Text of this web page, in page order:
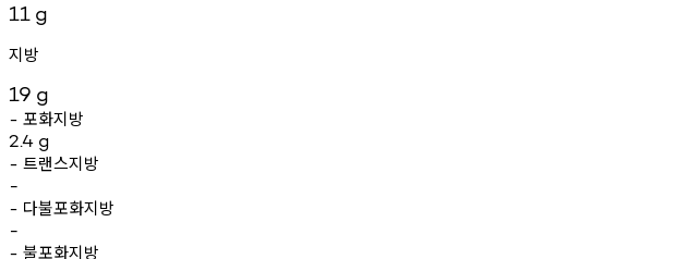
11 g
지방
19 g
- 포화지방
2.4 g
- 트랜스지방
-
- 다불포화지방
-
- 불포화지방